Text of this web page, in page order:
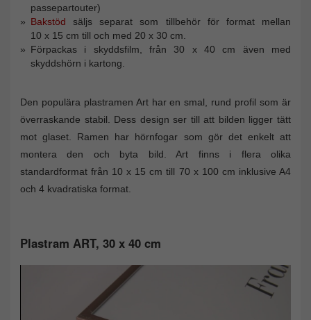
passepartouter)
Bakstöd säljs separat som tillbehör för format mellan
10 x 15 cm till och med 20 x 30 cm.
Förpackas i skyddsfilm, från 30 x 40 cm även med
skyddshörn i kartong.
Den populära plastramen Art har en smal, rund profil som är
överraskande stabil. Dess design ser till att bilden ligger tätt
mot glaset. Ramen har hörnfogar som gör det enkelt att
montera den och byta bild. Art finns i flera olika
standardformat från 10 x 15 cm till 70 x 100 cm inklusive A4
och 4 kvadratiska format.
Plastram ART, 30 x 40 cm